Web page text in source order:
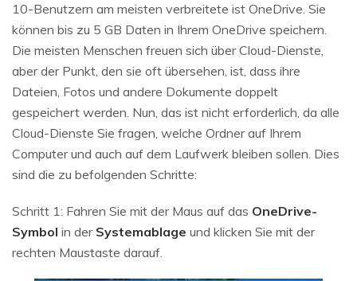
10-Benutzern am meisten verbreitete ist OneDrive. Sie
können bis zu 5 GB Daten in Ihrem OneDrive speichern.
Die meisten Menschen freuen sich über Cloud-Dienste,
aber der Punkt, den sie oft übersehen, ist, dass ihre
Dateien, Fotos und andere Dokumente doppelt
gespeichert werden. Nun, das ist nicht erforderlich, da alle
Cloud-Dienste Sie fragen, welche Ordner auf Ihrem
Computer und auch auf dem Laufwerk bleiben sollen. Dies
sind die zu befolgenden Schritte:
Schritt 1: Fahren Sie mit der Maus auf das OneDrive-
Symbol in der Systemablage und klicken Sie mit der
rechten Maustaste darauf.